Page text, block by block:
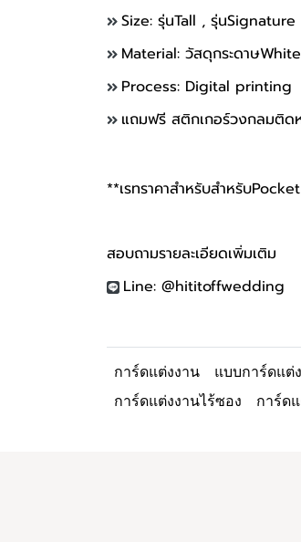
Size: รุ่นTall , รุ่นSignature
Material: วัสดุกระดาษ
Process: Digital printing
แถมฟรี สติกเกอร์วงกลมติด
**เรทราคาสำหรับสำหรับ
สอบถามรายละเอียดเพิ่มเติม
Line: @hititoffwedding
การ์ดแต่งงาน แบบการ์ดแต่
การ์ดแต่งงานไร้ซอง
การ์ด